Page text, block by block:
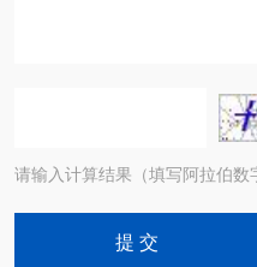
请输入计算结果（填写阿拉伯数